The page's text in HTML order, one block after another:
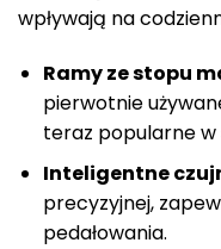
wpływają na
Ramy ze stopu
pierwotnie
teraz popularne
Inteligentne
precyzyjnej,
pedałowania.